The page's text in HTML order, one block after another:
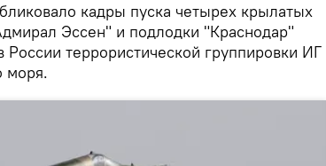
кадры пуска четырех крылатых
Эссен" и подлодки "Краснодар"
террористической группировки ИГ
моря.